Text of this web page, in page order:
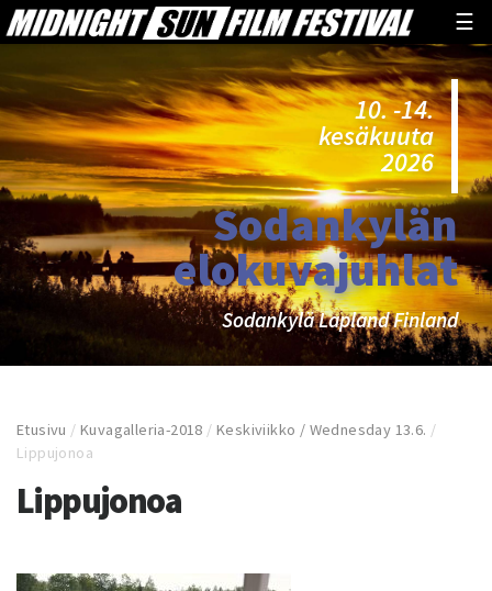
☰
10. -14.
kesäkuuta
2026
Sodankylän
elokuvajuhlat
Sodankylä Lapland Finland
Etusivu /Kuvagalleria-2018 /Keskiviikko / Wednesday 13.6. /
Lippujonoa
Lippujonoa